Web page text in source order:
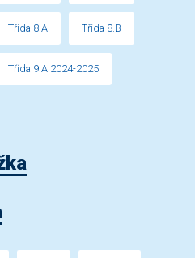
Třída 8.A Třída 8.B
Třída 9.A 2024-2025